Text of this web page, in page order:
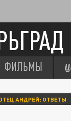
ФИЛЬМЫ
АНДРЕЙ: ОТВЕТЫ